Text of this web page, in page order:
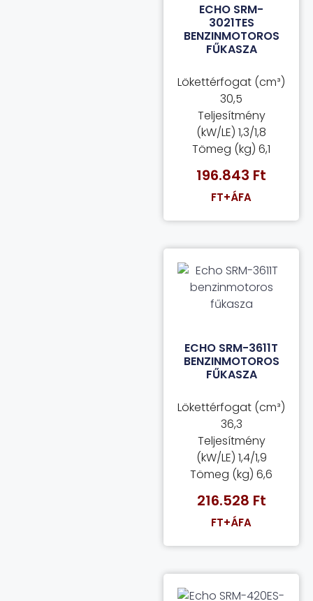
ECHO SRM-
3021TES
BENZINMOTOROS
FŰKASZA
Lökettérfogat (cm³)
30,5
Teljesítmény
(kW/LE) 1,3/1,8
Tömeg (kg) 6,1
196.843 Ft
FT+ÁFA
ECHO SRM-3611T
BENZINMOTOROS
FŰKASZA
Lökettérfogat (cm³)
36,3
Teljesítmény
(kW/LE) 1,4/1,9
Tömeg (kg) 6,6
216.528 Ft
FT+ÁFA